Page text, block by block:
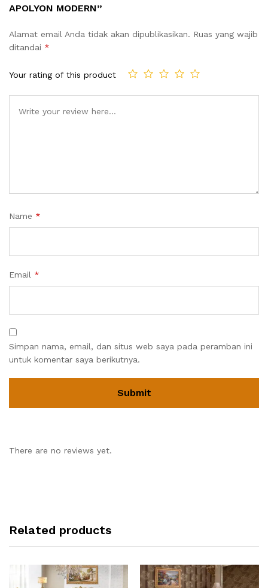
APOLYON MODERN”
Alamat email Anda tidak akan dipublikasikan. Ruas yang wajib
ditandai *
Your rating of this product
Name *
Email *
Simpan nama, email, dan situs web saya pada peramban ini
untuk komentar saya berikutnya.
There are no reviews yet.
Related products